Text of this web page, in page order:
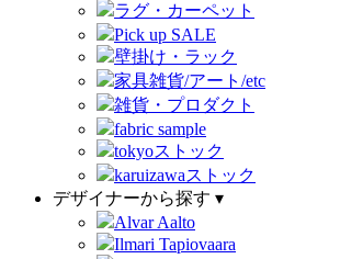
ラグ・カーペット
Pick up SALE
壁掛け・ラック
家具雑貨/アート/etc
雑貨・プロダクト
fabric sample
tokyoストック
karuizawaストック
デザイナーから探す ▾
Alvar Aalto
Ilmari Tapiovaara